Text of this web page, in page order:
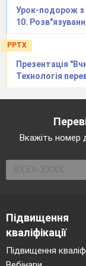
відкидають
прекрасну
тема
У
автори в
боки
в тому, що
учителя й
Урок-подорож з
10.
PPTX
Презентація
Технологія
Вкажіть номер
Підвищення
кваліфікації
Підвищення